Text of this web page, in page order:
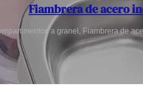
Fiambrera de acero
a granel, Fiambrera de